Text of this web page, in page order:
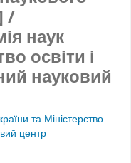
/
наук
освіти і
науковий
та Міністерство
центр